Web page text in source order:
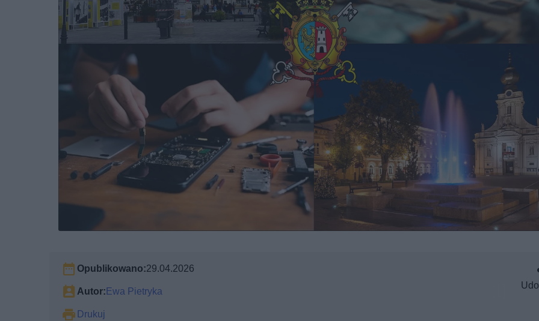
Opublikowano:29.04.2026
Autor: Ewa Pietryka
Drukuj